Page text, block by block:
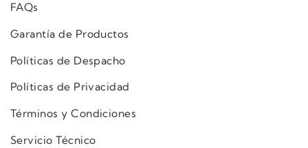
FAQs
Garantía de Productos
Políticas de Despacho
Políticas de Privacidad
Términos y Condiciones
Servicio Técnico